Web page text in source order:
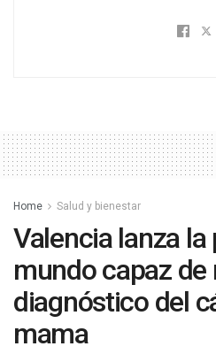
Home Salud y bienestar
Valencia lanza
mundo capaz
diagnóstico del
mama